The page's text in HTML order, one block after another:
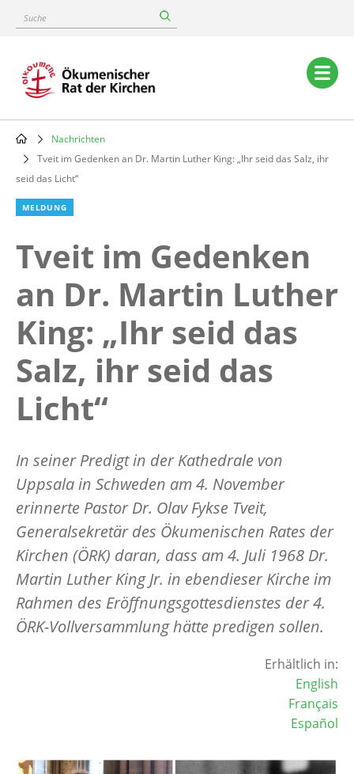
content
Suche
Main
navigation
Breadcrumb
Nachrichten
Tveit im Gedenken an Dr. Martin Luther King: „Ihr seid das Salz, ihr
seid das Licht“
MELDUNG
Tveit im Gedenken
an Dr. Martin Luther
King: „Ihr seid das
Salz, ihr seid das
Licht“
In seiner Predigt in der Kathedrale von
Uppsala in Schweden am 4. November
erinnerte Pastor Dr. Olav Fykse Tveit,
Generalsekretär des Ökumenischen Rates der
Kirchen (ÖRK) daran, dass am 4. Juli 1968 Dr.
Martin Luther King Jr. in ebendieser Kirche im
Rahmen des Eröffnungsgottesdienstes der 4.
ÖRK-Vollversammlung hätte predigen sollen.
Erhältlich in:
English
Français
Español
Image